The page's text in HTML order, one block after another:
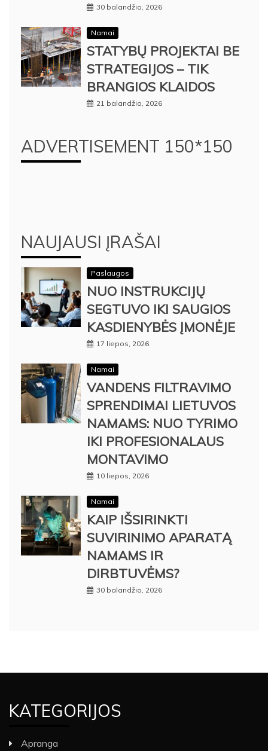
30 balandžio, 2026
Namai
STATYBŲ PROJEKTAI BE
STRATEGIJOS – TIK
BRANGIOS KLAIDOS
21 balandžio, 2026
ADVERTISEMENT 150*150
NAUJAUSI ĮRAŠAI
Paslaugos
NUO INSTRUKCIJŲ
SEGTUVO IKI SAUGIOS
KASDIENYBĖS ĮMONĖJE
17 liepos, 2026
Namai
VANDENS FILTRAVIMO
SPRENDIMAI LIETUVOS
NAMAMS: NUO TYRIMO
IKI PROFESIONALAUS
MONTAVIMO
10 liepos, 2026
Namai
KAIP IŠSIRINKTI
SUVIRINIMO APARATĄ
NAMAMS IR
DIRBTUVĖMS?
30 balandžio, 2026
KATEGORIJOS
Apranga